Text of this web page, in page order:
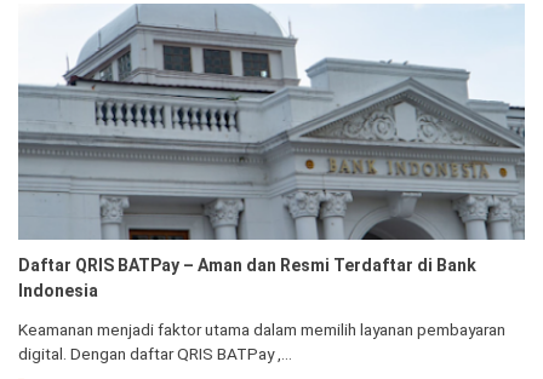
Daftar QRIS BATPay – Aman dan Resmi Terdaftar di Bank
Indonesia
Keamanan menjadi faktor utama dalam memilih layanan pembayaran
digital. Dengan daftar QRIS BATPay ,…